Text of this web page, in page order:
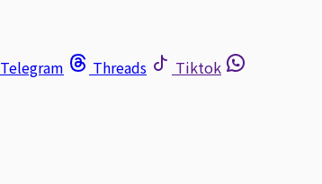
Telegram Threads
Tiktok